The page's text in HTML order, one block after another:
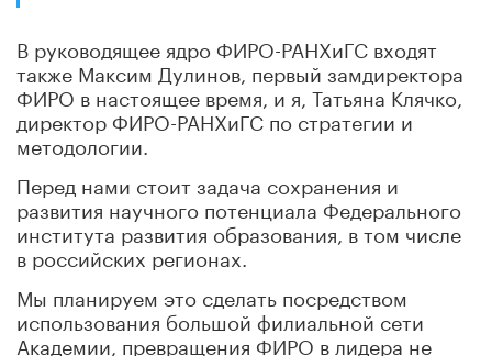
В руководящее ядро ФИРО-РАНХиГС входят
также Максим Дулинов, первый замдиректора
ФИРО в настоящее время, и я, Татьяна Клячко,
директор ФИРО-РАНХиГС по стратегии и
методологии.
Перед нами стоит задача сохранения и
развития научного потенциала Федерального
института развития образования, в том числе
в российских регионах.
Мы планируем это сделать посредством
использования большой филиальной сети
Академии, превращения ФИРО в лидера не